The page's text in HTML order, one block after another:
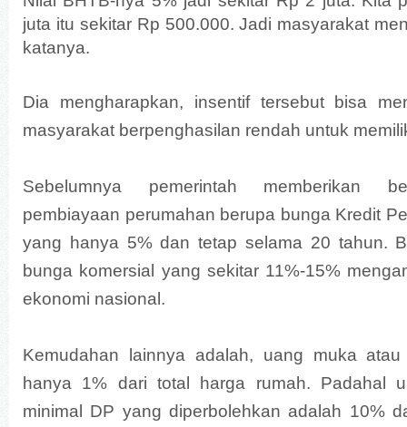
juta itu sekitar Rp 500.000. Jadi masyarakat
katanya.
Dia mengharapkan, insentif tersebut bisa
masyarakat berpenghasilan rendah untuk
Sebelumnya pemerintah memberikan
pembiayaan perumahan berupa bunga Kredit
yang hanya 5% dan tetap selama 20 tahun.
bunga komersial yang sekitar 11%-15%
ekonomi nasional.
Kemudahan lainnya adalah, uang muka
hanya 1% dari total harga rumah. Padahal
minimal DP yang diperbolehkan adalah 10%